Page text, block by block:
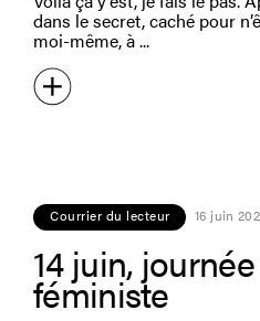
dans le secret, caché pour
moi-même, à
Courrier du lecteur 16 juin
14 juin,
féministe